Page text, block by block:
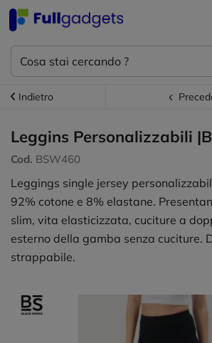
Indietro
Leggins Personalizzabili
Cod. BSW460
Leggings single jersey
92% cotone e 8% elastane.
slim, vita elasticizzata, cuciture a
esterno della gamba senza cuciture.
strappabile.